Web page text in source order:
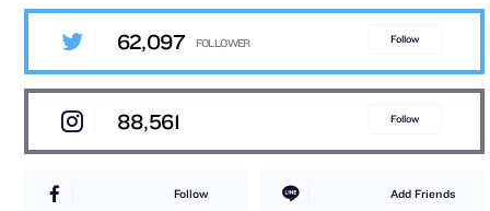
62,097 Follow
88,561 Follow
Follow Add Friends